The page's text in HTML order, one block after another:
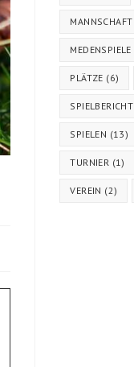
MANNSCHAFT
MEDENSPIELE
PLÄTZE (6)
SPIELBERICHT
SPIELEN (13)
TURNIER (1)
VEREIN (2)